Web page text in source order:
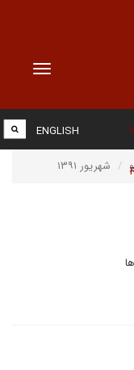
Toggle
ENGLISH
شهریور ۱۳۹۱